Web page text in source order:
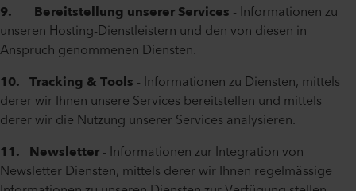
9. Bereitstellung unserer Services - Informationen zu
unseren Hosting-Dienstleistern und den von diesen in
Anspruch genommenen Diensten.
10. Tracking & Tools - Informationen zu Diensten, mittels
derer wir Ihnen unsere Services bereitstellen und mittels
derer wir die Nutzung unserer Services analysieren.
11. Newsletter- Informationen zur Integration von
Newsletter Diensten, mittels derer wir Ihnen regelmässige